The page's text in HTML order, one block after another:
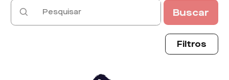
Buscar
Filtros